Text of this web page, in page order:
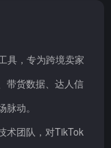
具，专为跨境卖家
带货数据、达人信
动。
术团队，对TikTok